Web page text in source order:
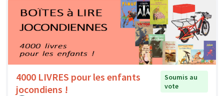
4000 LIVRES pour les enfants
jocondiens !
Soumis au
vote